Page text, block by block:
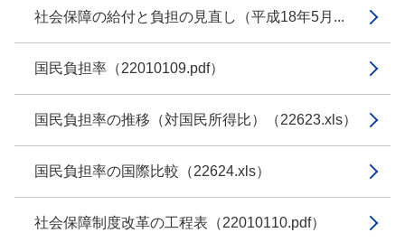
社会保障の給付と負担の見直し（平成18年5月...
国民負担率（22010109.pdf）
国民負担率の推移（対国民所得比）（22623.xls）
国民負担率の国際比較（22624.xls）
社会保障制度改革の工程表（22010110.pdf）